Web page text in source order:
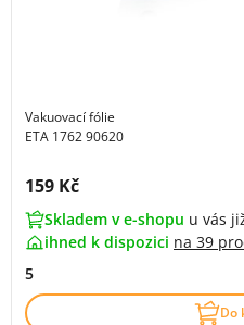
Vakuovací fólie
ETA 1762 90620
Cena s DPH:
159 Kč
Skladem v e-shopu u vás
ihned k dispozici na 39
5
Do